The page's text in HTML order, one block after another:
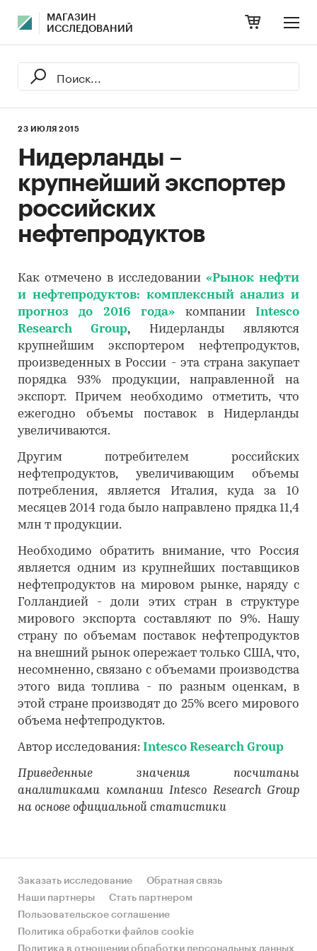
МАГАЗИН
ИССЛЕДОВАНИЙ
23 ИЮЛЯ 2015
Нидерланды –
крупнейший экспортер
российских
нефтепродуктов
Как отмечено в исследовании «Рынок нефти
и нефтепродуктов: комплексный анализ и
прогноз до 2016 года» компанииIntesco
Research Group, Нидерланды являются
крупнейшим экспортером нефтепродуктов,
произведенных в России - эта страна закупает
порядка 93% продукции, направленной на
экспорт. Причем необходимо отметить, что
ежегодно объемы поставок в Нидерланды
увеличиваются.
Другим потребителем российских
нефтепродуктов, увеличивающим объемы
потребления, является Италия, куда за 10
месяцев 2014 года было направлено прядка 11,4
млн т продукции.
Необходимо обратить внимание, что Россия
является одним из крупнейших поставщиков
нефтепродуктов на мировом рынке, наряду с
Голландией - доли этих стран в структуре
мирового экспорта составляют по 9%. Нашу
страну по объемам поставок нефтепродуктов
на внешний рынок опережает только США, что,
несомненно, связано с объемами производства
этого вида топлива - по разным оценкам, в
этой стране производят до 25% всего мирового
объема нефтепродуктов.
Автор исследования: Intesco Research Group
Приведенные значения посчитаны
аналитиками компании Intesco Research Group
на основе официальной статистики
Заказать исследование
Обратная связь
Наши партнеры
Стать партнером
Пользовательское соглашение
Политика обработки файлов cookie
Политика в отношении обработки персональных данных